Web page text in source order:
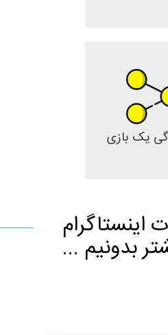
یک بازی
اینستاگرام
بدونیم ...